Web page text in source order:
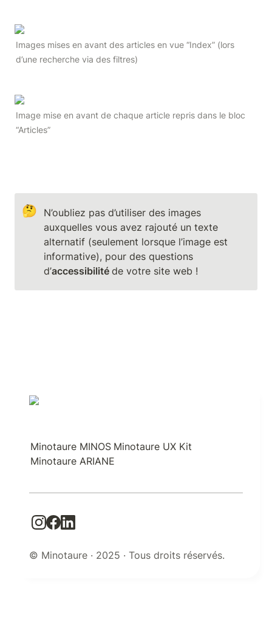
Images mises en avant des articles en vue “Index” (lors
d’une recherche via des filtres)
Image mise en avant de chaque article repris dans le bloc
“Articles”
🤔
N’oubliez pas d’utiliser des images
auxquelles vous avez rajouté un texte
alternatif (seulement lorsque l’image est
informative), pour des questions
d’accessibilité de votre site web !
Minotaure MINOS Minotaure UX Kit
Minotaure ARIANE
© Minotaure · 2025 · Tous droits réservés.